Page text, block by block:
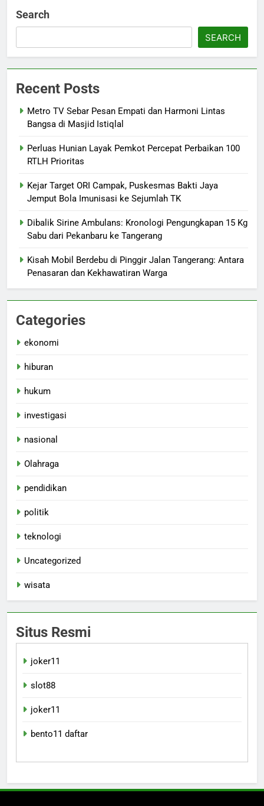
Search
SEARCH
Recent Posts
Metro TV Sebar Pesan Empati dan Harmoni Lintas
Bangsa di Masjid Istiqlal
Perluas Hunian Layak Pemkot Percepat Perbaikan 100
RTLH Prioritas
Kejar Target ORI Campak, Puskesmas Bakti Jaya
Jemput Bola Imunisasi ke Sejumlah TK
Dibalik Sirine Ambulans: Kronologi Pengungkapan 15 Kg
Sabu dari Pekanbaru ke Tangerang
Kisah Mobil Berdebu di Pinggir Jalan Tangerang: Antara
Penasaran dan Kekhawatiran Warga
Categories
ekonomi
hiburan
hukum
investigasi
nasional
Olahraga
pendidikan
politik
teknologi
Uncategorized
wisata
Situs Resmi
joker11
slot88
joker11
bento11 daftar